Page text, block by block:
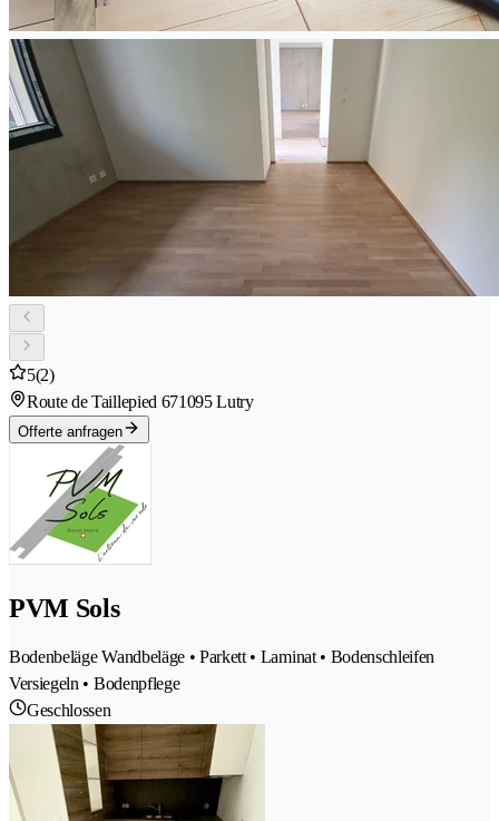
5(2)
Route de Taillepied 671095 Lutry
Offerte anfragen
PVM Sols
Bodenbeläge Wandbeläge • Parkett • Laminat • Bodenschleifen
Versiegeln • Bodenpflege
Geschlossen